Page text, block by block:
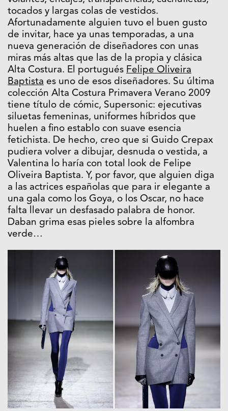
tocados y largas colas de vestidos.
Afortunadamente alguien tuvo el buen gusto
de invitar, hace ya unas temporadas, a una
nueva generación de diseñadores con unas
miras más altas que las de la propia y clásica
Alta Costura. El portugués Felipe Oliveira
Baptista es uno de esos diseñadores. Su última
colección Alta Costura Primavera Verano 2009
tiene título de cómic, Supersonic: ejecutivas
siluetas femeninas, uniformes híbridos que
huelen a fino establo con suave esencia
fetichista. De hecho, creo que si Guido Crepax
pudiera volver a dibujar, desnuda o vestida, a
Valentina lo haría con total look de Felipe
Oliveira Baptista. Y, por favor, que alguien diga
a las actrices españolas que para ir elegante a
una gala como los Goya, o los Oscar, no hace
falta llevar un desfasado palabra de honor.
Daban grima esas pieles sobre la alfombra
verde…